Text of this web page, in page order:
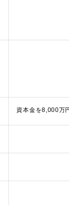
資本金を8,000万